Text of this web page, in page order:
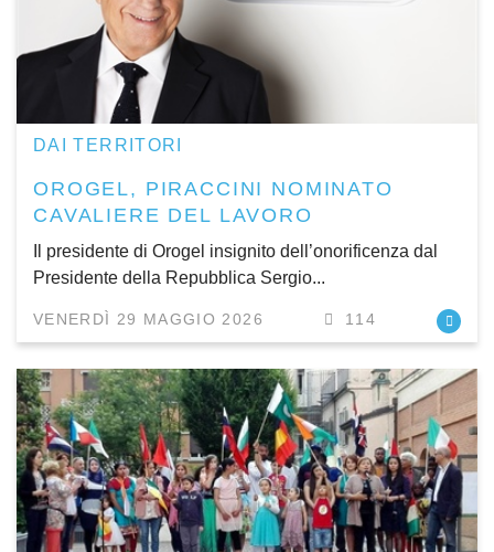
DAI TERRITORI
OROGEL, PIRACCINI NOMINATO
CAVALIERE DEL LAVORO
Il presidente di Orogel insignito dell’onorificenza dal
Presidente della Repubblica Sergio...
VENERDÌ 29 MAGGIO 2026 114